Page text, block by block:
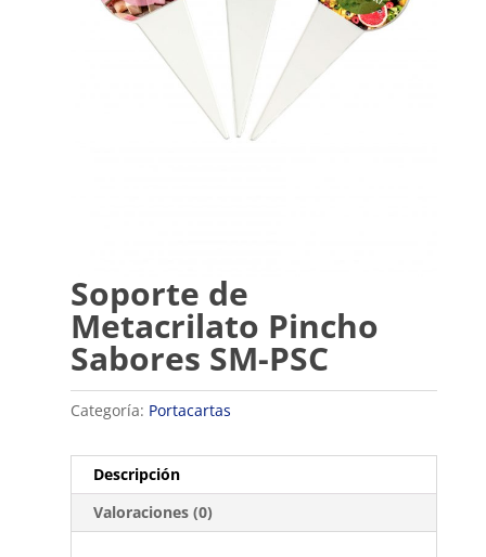
Soporte de
Metacrilato Pincho
Sabores SM-PSC
Categoría: Portacartas
Descripción
Valoraciones (0)